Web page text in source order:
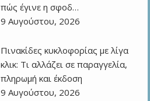
πώς έγινε η σφοδ…
9 Αυγούστου, 2026
Πινακίδες κυκλοφορίας με λίγα
κλικ: Τι αλλάζει σε παραγγελία,
πληρωμή και έκδοση
9 Αυγούστου, 2026